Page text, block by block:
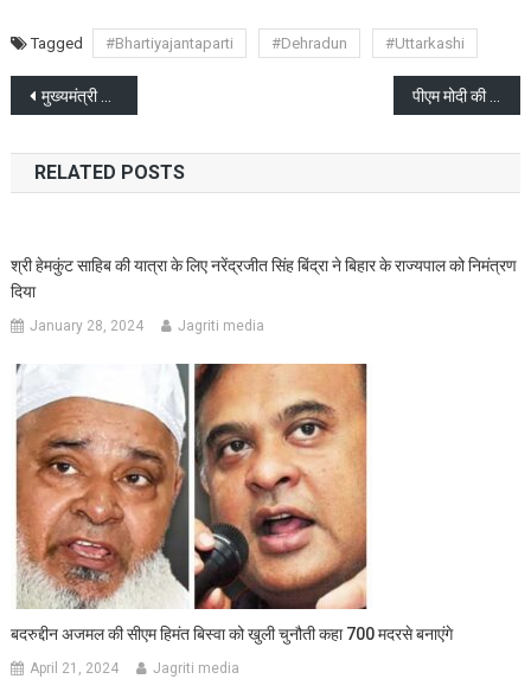
Tagged #Bhartiyajantaparti #Dehradun #Uttarkashi
Post
navigation
मुख्यमंत्री ने प्रदेशवासियों को दी अन्तर्राष्ट्रीय महिला दिवस की शुभकामनाएं
RELATED POSTS
श्री हेमकुंट साहिब की यात्रा के लिए नरेंद्रजीत सिंह बिंद्रा ने बिहार के राज्यपाल को निमंत्रण
दिया
January 28, 2024 Jagriti media
बदरुद्दीन अजमल की सीएम हिमंत बिस्वा को खुली चुनौती कहा 700 मदरसे बनाएंगे
April 21, 2024 Jagriti media